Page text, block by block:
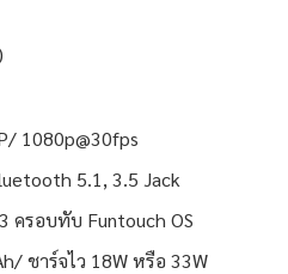
1080p@30fps
5.1, 3.5 Jack
ครอบทับ Funtouch OS
ชาร์จไว 18W หรือ 33W